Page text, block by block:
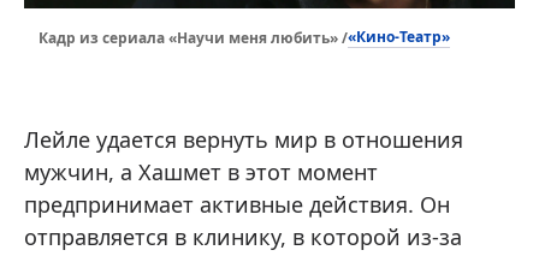
Кадр из сериала «Научи меня любить» /«Кино-Театр»
Лейле удается вернуть мир в отношения
мужчин, а Хашмет в этот момент
предпринимает активные действия. Он
отправляется в клинику, в которой из-за